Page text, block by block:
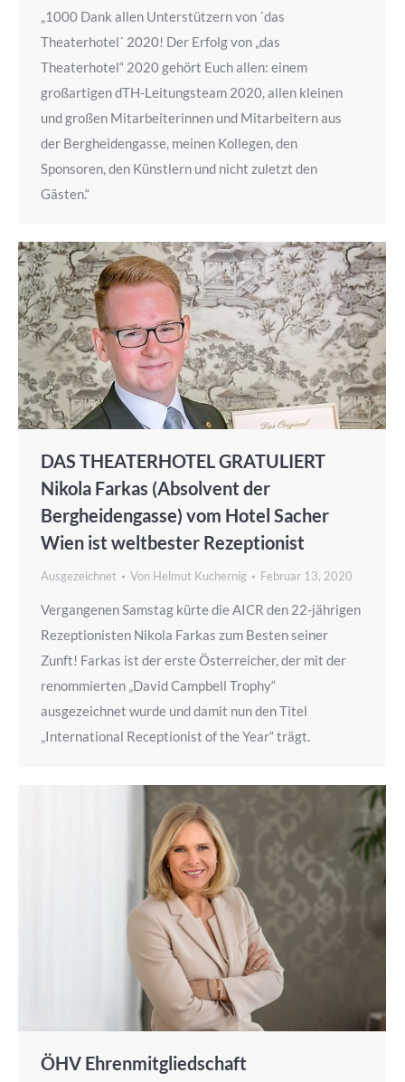
„1000 Dank allen Unterstützern von ´das
Theaterhotel´ 2020! Der Erfolg von „das
Theaterhotel“ 2020 gehört Euch allen: einem
großartigen dTH-Leitungsteam 2020, allen kleinen
und großen Mitarbeiterinnen und Mitarbeitern aus
der Bergheidengasse, meinen Kollegen, den
Sponsoren, den Künstlern und nicht zuletzt den
Gästen.“
DAS THEATERHOTEL GRATULIERT
Nikola Farkas (Absolvent der
Bergheidengasse) vom Hotel Sacher
Wien ist weltbester Rezeptionist
Ausgezeichnet Von Helmut Kuchernig Februar 13, 2020
Vergangenen Samstag kürte die AICR den 22-jährigen
Rezeptionisten Nikola Farkas zum Besten seiner
Zunft! Farkas ist der erste Österreicher, der mit der
renommierten „David Campbell Trophy“
ausgezeichnet wurde und damit nun den Titel
„International Receptionist of the Year“ trägt.
ÖHV Ehrenmitgliedschaft